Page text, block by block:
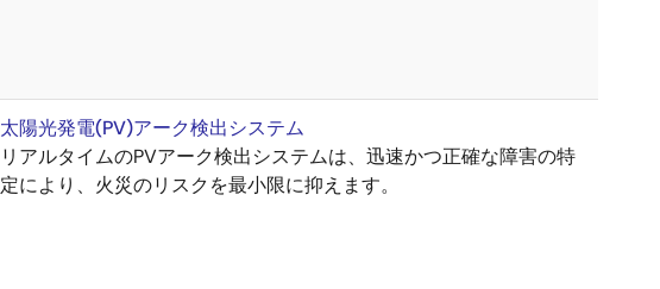
太陽光発電(PV)アーク検出システム
リアルタイムのPVアーク検出システムは、迅速かつ正確な障害の特
定により、火災のリスクを最小限に抑えます。